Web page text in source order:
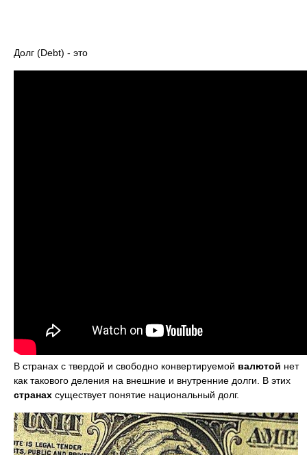
Долг (Debt) - это
В странах с твердой и свободно конвертируемой валютой нет
как такового деления на внешние и внутренние долги. В этих
странах существует понятие национальный долг.